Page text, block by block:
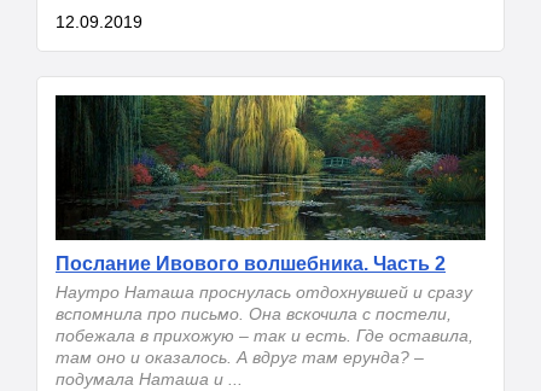
12.09.2019
Послание Ивового волшебника. Часть 2
Наутро Наташа проснулась отдохнувшей и сразу
вспомнила про письмо. Она вскочила с постели,
побежала в прихожую – так и есть. Где оставила,
там оно и оказалось. А вдруг там ерунда? –
подумала Наташа и ...